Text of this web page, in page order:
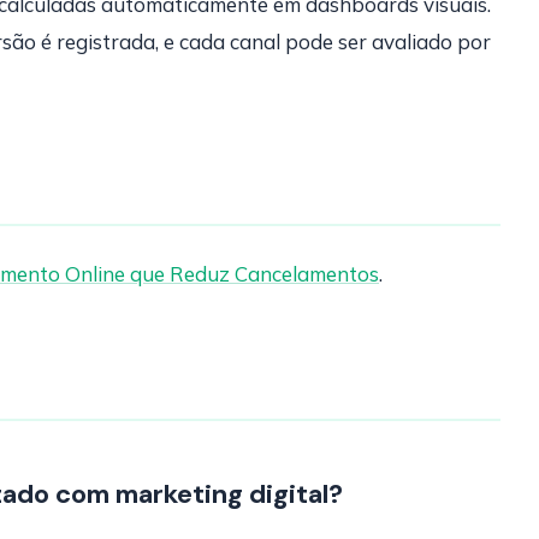
é registrada, e cada canal pode ser avaliado por
Online que Reduz Cancelamentos.
com marketing digital?